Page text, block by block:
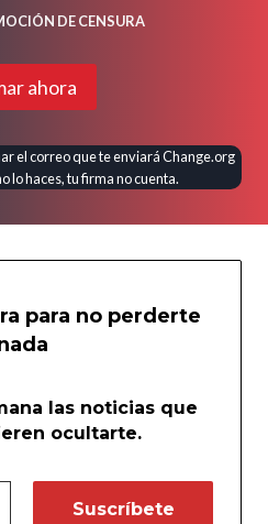
DE CENSURA
ahora
el correo que te enviará Change.org
lo haces, tu firma no cuenta.
para no perderte
las noticias que
ocultarte.